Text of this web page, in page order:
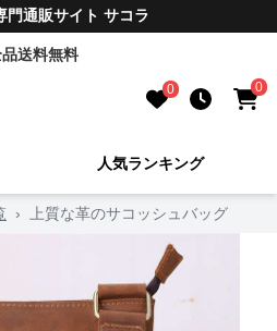
門通販サイト サコラ
送料無料
0 0
人気ランキング
› 上質な革のサコッシュバッグ